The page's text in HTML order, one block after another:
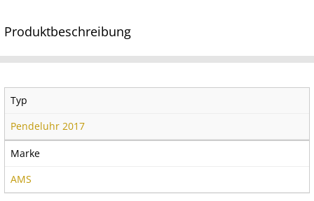
Produktbeschreibung
Typ
Pendeluhr 2017
Marke
AMS